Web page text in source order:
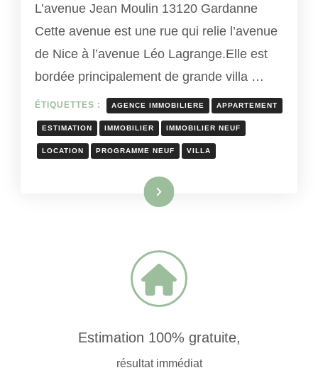
L’avenue Jean Moulin 13120 Gardanne
Cette avenue est une rue qui relie l’avenue
de Nice à l’avenue Léo Lagrange.Elle est
bordée principalement de grande villa …
ÉTIQUETTES : AGENCE IMMOBILIERE APPARTEMENT
ESTIMATION IMMOBILIER IMMOBILIER NEUF
LOCATION PROGRAMME NEUF VILLA
Lire la suite
Estimation 100% gratuite,
résultat immédiat